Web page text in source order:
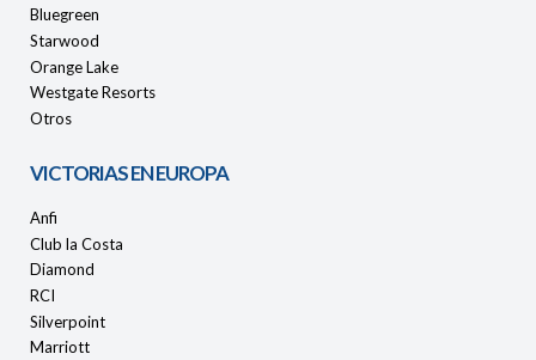
Bluegreen
Starwood
Orange Lake
Westgate Resorts
Otros
VICTORIAS EN EUROPA
Anfi
Club la Costa
Diamond
RCI
Silverpoint
Marriott